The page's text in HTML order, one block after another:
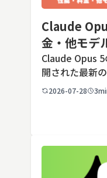
Claude
金・他モデ
すく解説
Claude Opus
開された最新
5は、米国のAI
2026-07-28